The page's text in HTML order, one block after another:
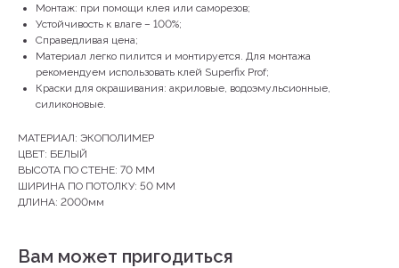
Монтаж: при помощи клея или саморезов;
Устойчивость к влаге – 100%;
Справедливая цена;
Материал легко пилится и монтируется. Для монтажа
рекомендуем использовать клей Superfix Prof;
Краски для окрашивания: акриловые, водоэмульсионные,
силиконовые.
МАТЕРИАЛ: ЭКОПОЛИМЕР
ЦВЕТ: БЕЛЫЙ
ВЫСОТА ПО СТЕНЕ: 70 ММ
ШИРИНА ПО ПОТОЛКУ: 50 ММ
ДЛИНА: 2000мм
Вам может пригодиться